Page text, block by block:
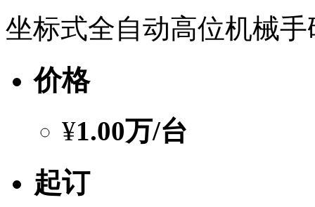
坐标式全自动高位机械
价格
¥1.00万/台
起订